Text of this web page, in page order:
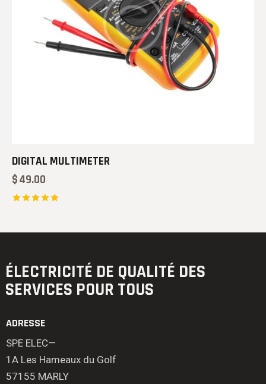
DIGITAL MULTIMETER
$49.00
ÉLECTRICITÉ DE QUALITÉ DES
SERVICES POUR TOUS
ADRESSE
SPE ELEC—
1A Les Hameaux du Golf
57155 MARLY